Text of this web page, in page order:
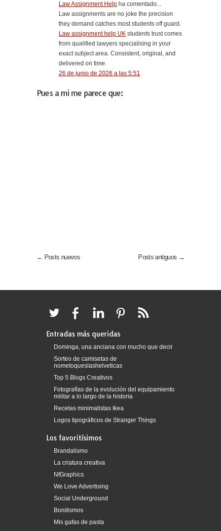
Law Assignment Help ha comentado...
Law assignments are no joke the precision
they demand catches most students off guard.
Law assignment help UK students trust comes
from qualified lawyers specialising in your
exact subject area. Consistent, original, and
delivered on time.
26 de junio de 2026 a las 5:51
Pues a mi me parece que:
← Posts nuevos Posts antiguos →
Entradas más queridas
Dominga, una anciana con mucho que decir
Sorteo de camisetas de
nometoqueslashelveticas
Top 5 Blogs Creativos
Fotografías de la evolución del equipamiento
militar a lo largo de la historia
Recetas minimalistas Ikea
Logos tipográficos de Stranger Things
Los favoritísimos
Brandalismo
La criatura creativa
NfGraphics
We Love Advertising
Social Underground
Bonitismos
Mis gafas de pasta